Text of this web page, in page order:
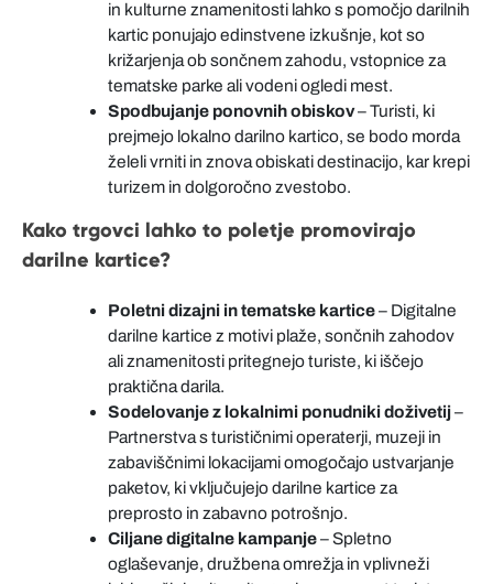
in kulturne znamenitosti lahko s pomočjo darilnih
kartic ponujajo edinstvene izkušnje, kot so
križarjenja ob sončnem zahodu, vstopnice za
tematske parke ali vodeni ogledi mest.
Spodbujanje ponovnih obiskov– Turisti, ki
prejmejo lokalno darilno kartico, se bodo morda
želeli vrniti in znova obiskati destinacijo, kar krepi
turizem in dolgoročno zvestobo.
Kako trgovci lahko to poletje promovirajo
darilne kartice?
Poletni dizajni in tematske kartice– Digitalne
darilne kartice z motivi plaže, sončnih zahodov
ali znamenitosti pritegnejo turiste, ki iščejo
praktična darila.
Sodelovanje z lokalnimi ponudniki doživetij–
Partnerstva s turističnimi operaterji, muzeji in
zabaviščnimi lokacijami omogočajo ustvarjanje
paketov, ki vključujejo darilne kartice za
preprosto in zabavno potrošnjo.
Ciljane digitalne kampanje– Spletno
oglaševanje, družbena omrežja in vplivneži